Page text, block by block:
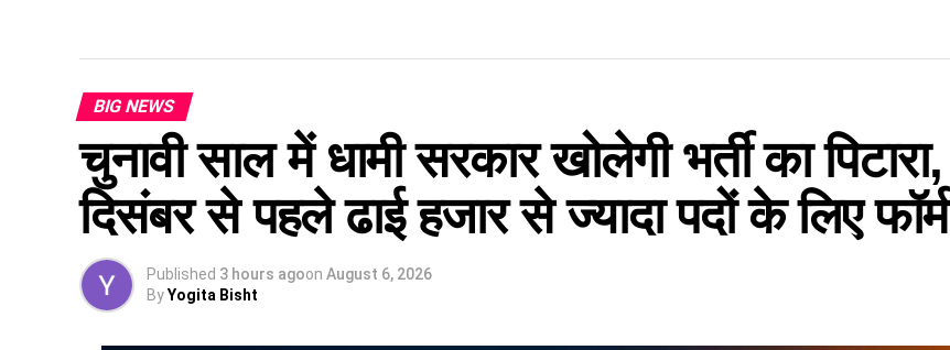
BIG NEWS
चुनावी साल में धामी सरकार खोलेगी भर्ती का पिटारा,
दिसंबर से पहले ढाई हजार से ज्यादा पदों के लिए फॉर्म
Published 3 hours agoon August 6, 2026
ByYogita Bisht